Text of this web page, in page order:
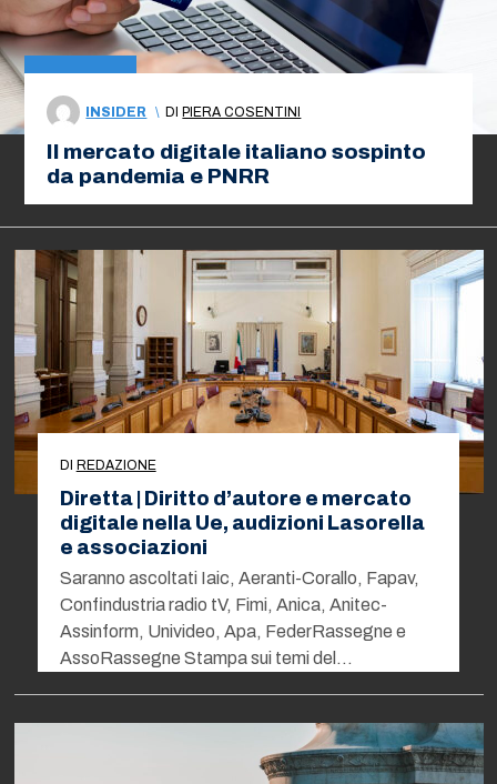
INSIDER \ DI PIERA COSENTINI
Il mercato digitale italiano sospinto
da pandemia e PNRR
DI REDAZIONE
Diretta | Diritto d’autore e mercato
digitale nella Ue, audizioni Lasorella
e associazioni
Saranno ascoltati Iaic, Aeranti-Corallo, Fapav,
Confindustria radio tV, Fimi, Anica, Anitec-
Assinform, Univideo, Apa, FederRassegne e
AssoRassegne Stampa sui temi del…